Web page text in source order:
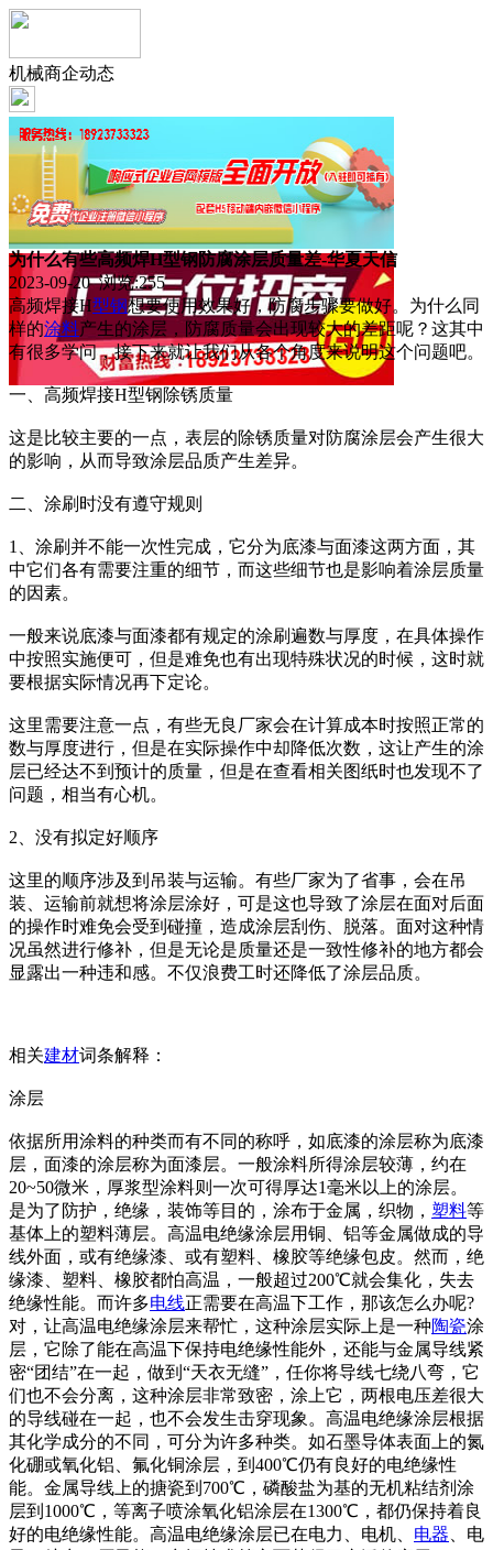
机械商企动态
为什么有些高频焊H型钢防腐涂层质量差-华夏天信
2023-09-20 浏览:255
高频焊接H型钢想要使用效果好，防腐步骤要做好。为什么同
样的涂料产生的涂层，防腐质量会出现较大的差距呢？这其中
有很多学问，接下来就让我们从各个角度来说明这个问题吧。
一、高频焊接H型钢除锈质量
这是比较主要的一点，表层的除锈质量对防腐涂层会产生很大
的影响，从而导致涂层品质产生差异。
二、涂刷时没有遵守规则
1、涂刷并不能一次性完成，它分为底漆与面漆这两方面，其
中它们各有需要注重的细节，而这些细节也是影响着涂层质量
的因素。
一般来说底漆与面漆都有规定的涂刷遍数与厚度，在具体操作
中按照实施便可，但是难免也有出现特殊状况的时候，这时就
要根据实际情况再下定论。
这里需要注意一点，有些无良厂家会在计算成本时按照正常的
数与厚度进行，但是在实际操作中却降低次数，这让产生的涂
层已经达不到预计的质量，但是在查看相关图纸时也发现不了
问题，相当有心机。
2、没有拟定好顺序
这里的顺序涉及到吊装与运输。有些厂家为了省事，会在吊
装、运输前就想将涂层涂好，可是这也导致了涂层在面对后面
的操作时难免会受到碰撞，造成涂层刮伤、脱落。面对这种情
况虽然进行修补，但是无论是质量还是一致性修补的地方都会
显露出一种违和感。不仅浪费工时还降低了涂层品质。
相关建材词条解释：
涂层
依据所用涂料的种类而有不同的称呼，如底漆的涂层称为底漆
层，面漆的涂层称为面漆层。一般涂料所得涂层较薄，约在
20~50微米，厚浆型涂料则一次可得厚达1毫米以上的涂层。
是为了防护，绝缘，装饰等目的，涂布于金属，织物， 塑料等
基体上的塑料薄层。高温电绝缘涂层用铜、铝等金属做成的导
线外面，或有绝缘漆、或有塑料、橡胶等绝缘包皮。然而，绝
缘漆、塑料、橡胶都怕高温，一般超过200℃就会集化，失去
绝缘性能。而许多电线正需要在高温下工作，那该怎么办呢?
对，让高温电绝缘涂层来帮忙，这种涂层实际上是一种陶瓷涂
层，它除了能在高温下保持电绝缘性能外，还能与金属导线紧
密“团结”在一起，做到“天衣无缝”，任你将导线七绕八弯，它
们也不会分离，这种涂层非常致密，涂上它，两根电压差很大
的导线碰在一起，也不会发生击穿现象。高温电绝缘涂层根据
其化学成分的不同，可分为许多种类。如石墨导体表面上的氮
化硼或氧化铝、氟化铜涂层，到400℃仍有良好的电绝缘性
能。金属导线上的搪瓷到700℃，磷酸盐为基的无机粘结剂涂
层到1000℃，等离子喷涂氧化铝涂层在1300℃，都仍保持着良
好的电绝缘性能。高温电绝缘涂层已在电力、电机、 电器 、电